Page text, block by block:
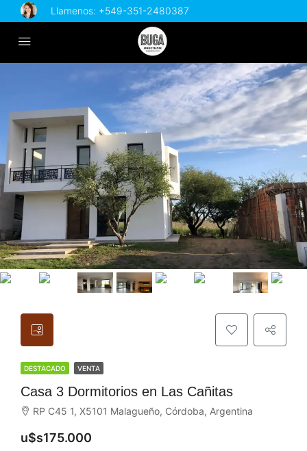
Llamenos: +549-351-2480387
DESTACADO VENTA
Casa 3 Dormitorios en Las Cañitas
RP C45 1, X5101 Malagueño, Córdoba, Argentina
u$s175.000